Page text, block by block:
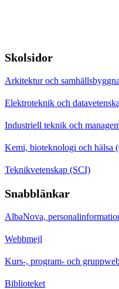
Skolsidor
Arkitektur och
Elektroteknik och
Industriell teknik och
Kemi, bioteknologi och hälsa
Teknikvetenskap (SCI)
Snabblänkar
AlbaNova,
Webbmejl
Kurs-, program- och
Biblioteket